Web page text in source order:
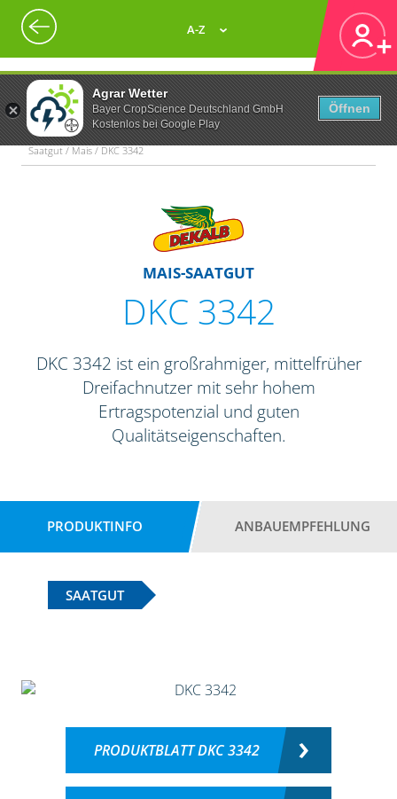
Agrar Wetter
Bayer CropScience Deutschland GmbH
Kostenlos bei Google Play
Öffnen
A-Z
Saatgut / Mais / DKC 3342
MAIS-SAATGUT
DKC 3342
DKC 3342 ist ein großrahmiger, mittelfrüher
Dreifachnutzer mit sehr hohem
Ertragspotenzial und guten
Qualitätseigenschaften.
PRODUKTINFO ANBAUEMPFEHLUNG
SAATGUT
PRODUKTBLATT DKC 3342